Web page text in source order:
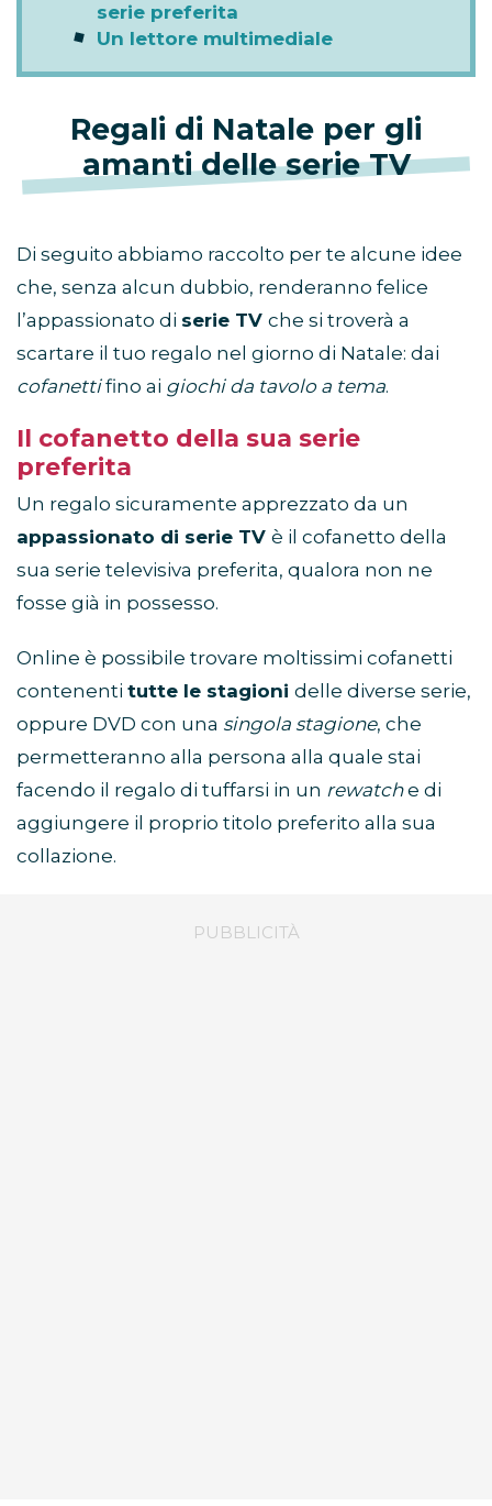
serie preferita
Un lettore multimediale
Regali di Natale per gli
amanti delle serie TV
Di seguito abbiamo raccolto per te alcune idee
che, senza alcun dubbio, renderanno felice
l’appassionato di serie TV che si troverà a
scartare il tuo regalo nel giorno di Natale: dai
cofanettifino ai giochi da tavolo a tema.
Il cofanetto della sua serie
preferita
Un regalo sicuramente apprezzato da un
appassionato di serie TV è il cofanetto della
sua serie televisiva preferita, qualora non ne
fosse già in possesso.
Online è possibile trovare moltissimi cofanetti
contenenti tutte le stagioni delle diverse serie,
oppure DVD con una singola stagione, che
permetteranno alla persona alla quale stai
facendo il regalo di tuffarsi in un rewatche di
aggiungere il proprio titolo preferito alla sua
collazione.